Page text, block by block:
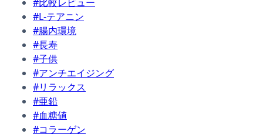
#L-テアニン
#腸内環境
#長寿
#子供
#アンチエイジング
#リラックス
#亜鉛
#血糖値
#コラーゲン